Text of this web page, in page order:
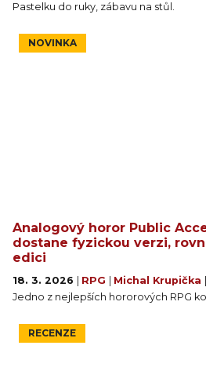
Pastelku do ruky, zábavu na stůl.
NOVINKA
Analogový horor Public
dostane fyzickou verzi,
edici
18. 3. 2026 RPG Michal Krupička
Jedno z nejlepších hororových RPG
RECENZE